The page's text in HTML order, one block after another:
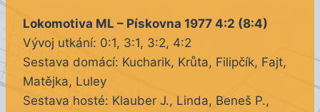
Lokomotiva ML – Pískovna 1977 4:2 (8:4)
Vývoj utkání: 0:1, 3:1, 3:2, 4:2
Sestava domácí: Kucharik, Krůta, Filipčík, Fajt,
Matějka, Luley
Sestava hosté: Klauber J., Linda, Beneš P.,